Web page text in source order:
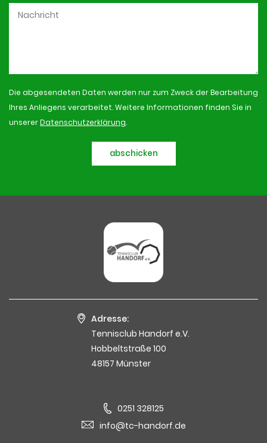
Die abgesendeten Daten werden nur zum Zweck der Bearbeitung
Ihres Anliegens verarbeitet. Weitere Informationen finden Sie in
unsererDatenschutzerklärung.
abschicken
Adresse:
Tennisclub Handorf e.V.
Hobbeltstraße 100
48157 Münster
0251 328125
info@tc-handorf.de